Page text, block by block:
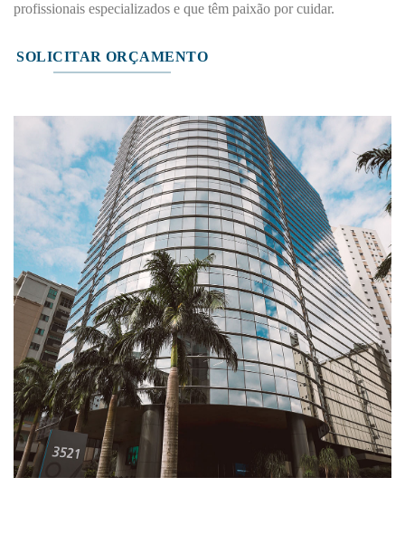
profissionais especializados e que têm paixão por cuidar.
SOLICITAR ORÇAMENTO